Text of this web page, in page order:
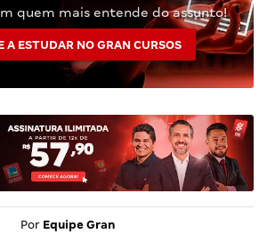
quem mais entende do assunto!
A ESTUDAR NO GRAN CURSOS
Por Equipe Gran